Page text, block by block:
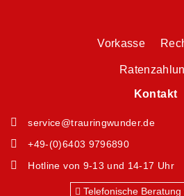
Vorkasse
Kontakt
service@trauringwunder.de
+49-(0)6403 9796890
Hotline von 9-13 und 14-17 Uhr
Telefonische